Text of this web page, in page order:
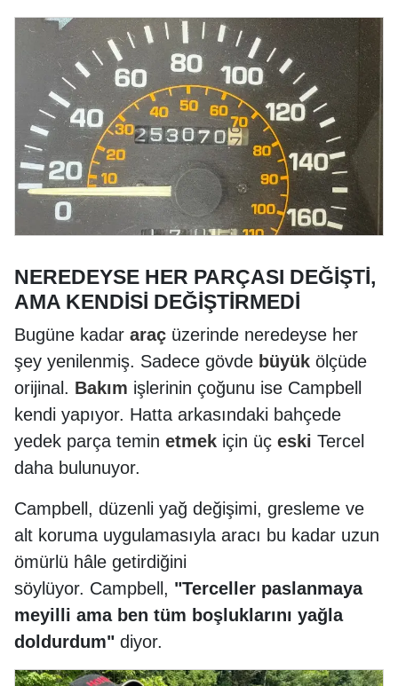
NEREDEYSE HER PARÇASI DEĞİŞTİ,
AMA KENDİSİ DEĞİŞTİRMEDİ
Bugüne kadar araç üzerinde neredeyse her
şey yenilenmiş. Sadece gövde büyük ölçüde
orijinal. Bakım işlerinin çoğunu ise Campbell
kendi yapıyor. Hatta arkasındaki bahçede
yedek parça temin etmek için üç eski Tercel
daha bulunuyor.
Campbell, düzenli yağ değişimi, gresleme ve
alt koruma uygulamasıyla aracı bu kadar uzun
ömürlü hâle getirdiğini
söylüyor. Campbell, "Terceller paslanmaya
meyilli ama ben tüm boşluklarını yağla
doldurdum" diyor.